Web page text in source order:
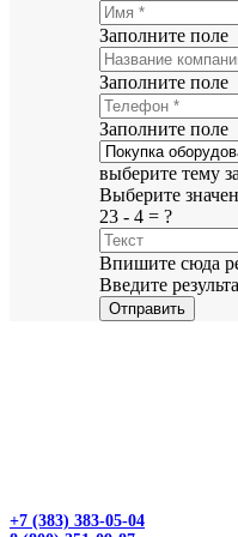
Заполните поле
Заполните поле
Заполните поле
выберите тему
Выберите
23 - 4 = ?
Впишите сюда
Введите
Отправить
+7 (383) 383-05-04